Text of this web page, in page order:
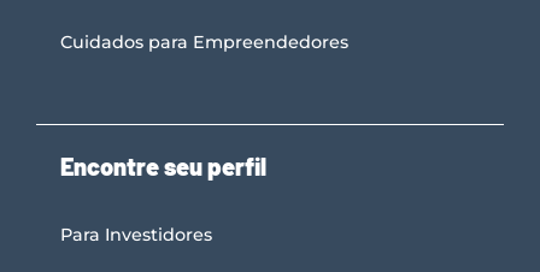
Cuidados para Empreendedores
Encontre seu perfil
Para Investidores